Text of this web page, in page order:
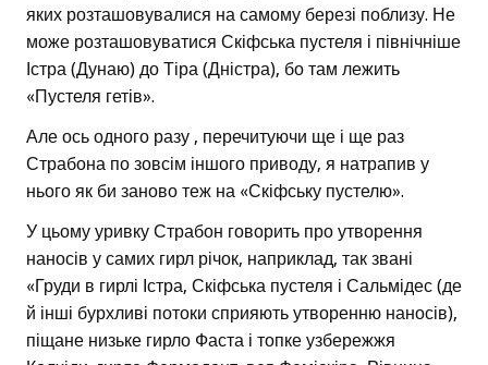
яких розташовувалися на самому березі поблизу. Не
може розташовуватися Скіфська пустеля і північніше
Істра (Дунаю) до Тіра (Дністра), бо там лежить
«Пустеля гетів».
Але ось одного разу , перечитуючи ще і ще раз
Страбона по зовсім іншого приводу, я натрапив у
нього як би заново теж на «Скіфську пустелю».
У цьому уривку Страбон говорить про утворення
наносів у самих гирл річок, наприклад, так звані
«Груди в гирлі Істра, Скіфська пустеля і Сальмідес (де
й інші бурхливі потоки сприяють утворенню наносів),
піщане низьке гирло Фаста і топке узбережжя